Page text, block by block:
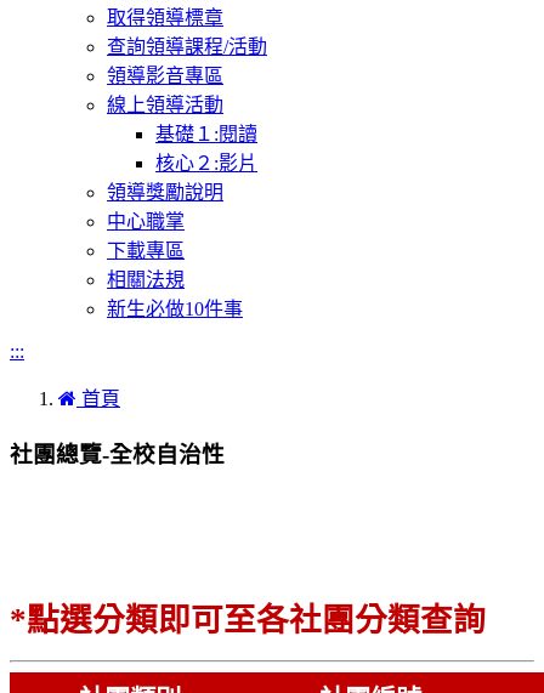
取得領導標章
查詢領導課程/活動
領導影音專區
線上領導活動
基礎１:閱讀
核心２:影片
領導獎勵說明
中心職掌
下載專區
相關法規
新生必做10件事
:::
首頁
社團總覽-全校自治性
*點選分類即可至各社團分類查詢